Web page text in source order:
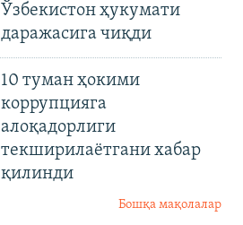
Ўзбекистон ҳукумати
даражасига чиқди
10 туман ҳокими
коррупцияга
алоқадорлиги
текширилаётгани хабар
қилинди
Бошқа мақолалар